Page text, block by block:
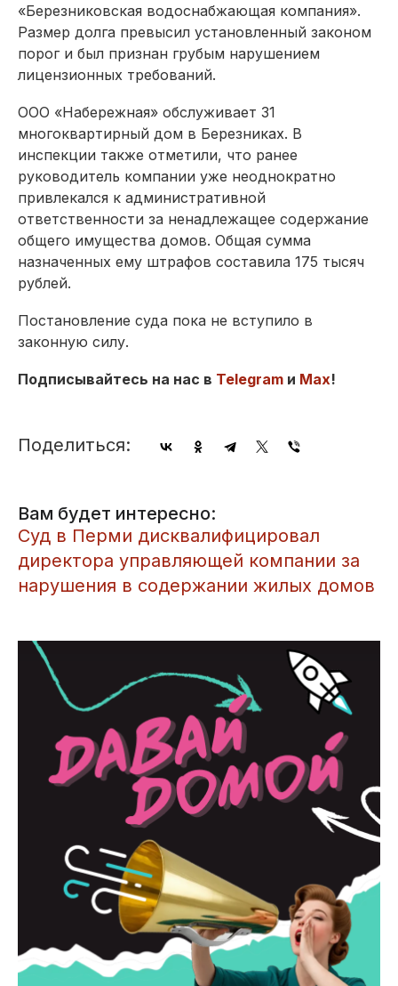
«Березниковская водоснабжающая компания».
Размер долга превысил установленный законом
порог и был признан грубым нарушением
лицензионных требований.
ООО «Набережная» обслуживает 31
многоквартирный дом в Березниках. В
инспекции также отметили, что ранее
руководитель компании уже неоднократно
привлекался к административной
ответственности за ненадлежащее содержание
общего имущества домов. Общая сумма
назначенных ему штрафов составила 175 тысяч
рублей.
Постановление суда пока не вступило в
законную силу.
Подписывайтесь на нас в Telegram и Max!
Поделиться:
Вам будет интересно:
​Суд в Перми дисквалифицировал
директора управляющей компании за
нарушения в содержании жилых домов